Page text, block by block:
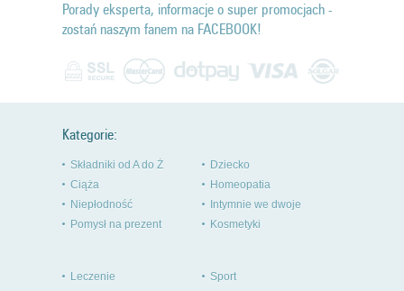
Porady eksperta, informacje o super promocjach -
zostań naszym fanem na FACEBOOK!
Kategorie:
Składniki od A do Ż
Ciąża
Niepłodność
Pomysł na prezent
Dziecko
Homeopatia
Intymnie we dwoje
Kosmetyki
Leczenie
Sport